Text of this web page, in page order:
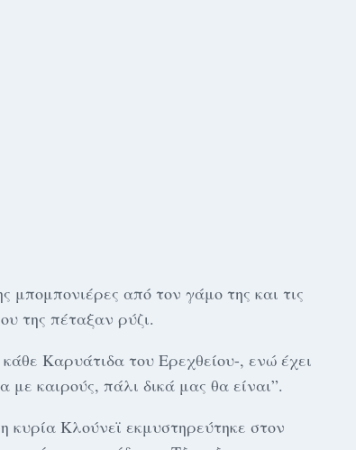
από τον γάμο της και τις
της πέταξαν ρύζι.
Καρυάτιδα του Ερεχθείου-, ενώ έχει
καιρούς, πάλι δικά μας θα είναι”.
κυρία Κλούνεϊ εκμυστηρεύτηκε στον